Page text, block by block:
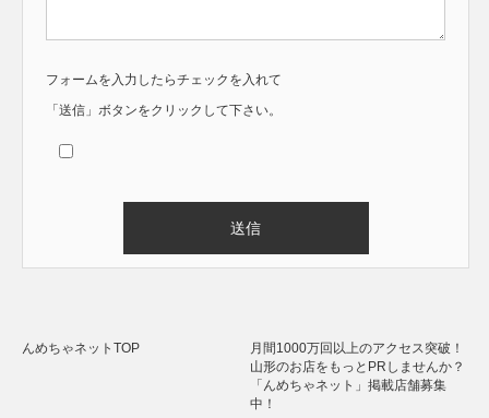
フォームを入力したらチェックを入れて
「送信」ボタンをクリックして下さい。
んめちゃネットTOP
月間1000万回以上のアクセス突破！
山形のお店をもっとPRしませんか？
「んめちゃネット」掲載店舗募集
中！